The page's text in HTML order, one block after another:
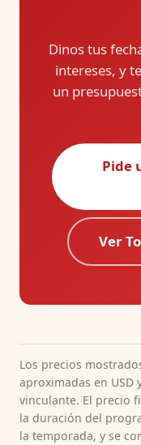
Dinos tus
intereses, y
un
Pide
Ver
Los precios
aproximadas en
vinculante. El precio
la duración del
la temporada, y se